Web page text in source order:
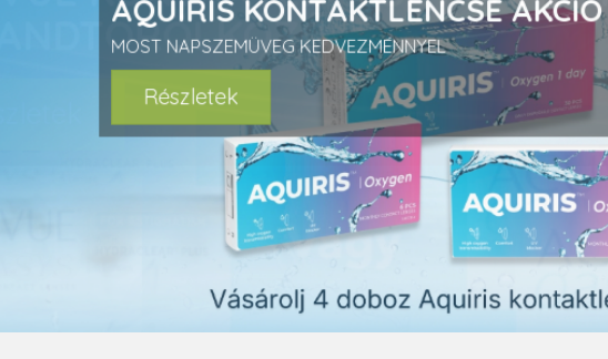
AQUIRIS KONTAKTLENCSE AKCIÓ
MOST NAPSZEMÜVEG KEDVEZMÉNNYEL
Részletek